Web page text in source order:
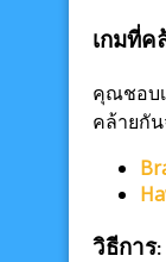
เกมที่ค
คุณชอบ
คล้ายกั
วิธีการ: